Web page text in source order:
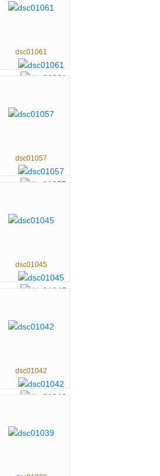
dsc01061
dsc01057
dsc01045
dsc01042